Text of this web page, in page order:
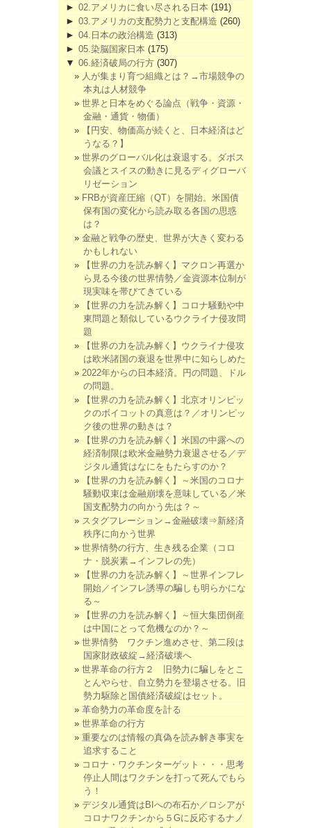
► 02.アメリカに食い尽される日本 (191)
► 03.アメリカの支配勢力と支配構造 (260)
► 04.日本の政治構造 (313)
► 05.染脳国家日本 (175)
▼ 06.経済破局の行方 (307)
人が集まり育つ組織とは？→市場競争の
本丸は人材競争
世界と日本をめぐる論点（戦争・資源・
金融・通貨・物価）
【円安、物価高が続くと、日本経済はど
うなる？】
世界のグローバル化は衰退する。ダボス
会議とスイスの動きに見るディグローバ
リゼーション
FRBが資産圧縮（QT）を開始。米国債
保有国の変化から読み取る各国の思惑
は？
金融と戦争の歴史、世界が大きく変わる
かもしれない
【世界の力を読み解く】マクロン再選か
ら見る今後の世界情勢／金資源本位制が
現実味を帯びてきている
【世界の力を読み解く】コロナ騒動や中
東問題と類似しているウクライナ侵攻問
題
【世界の力を読み解く】ウクライナ侵攻
は欧米諸国の衰退を世界中に知らしめた
2022年からの日本経済。円の問題、ドル
の問題。
【世界の力を読み解く】北京オリンピッ
クのボイコットの真意は？／オリンピッ
ク後の世界の動きは？
【世界の力を読み解く】米国の中露への
経済制限は欧米金融勢力衰退させる／デ
ジタル通貨はなにをもたらすのか？
【世界の力を読み解く】～米国のコロナ
騒動収束は金融崩壊を意味している／米
国支配勢力の向かう先は？～
スタグフレーション→金融破壊⇒新経済
秩序に向かう世界
世界情勢の行方、生き残る企業（コロ
ナ・脱炭素→インフレの先）
【世界の力を読み解く】～世界インフレ
開始／インフレ誘導の騙しも明らかにな
る～
【世界の力を読み解く】～恒大集団倒産
は中国にとって危機なのか？～
世界情勢 ワクチン進めさせ、第二段は
国家財政破綻→経済破壊へ
世界革命の行方２ 旧勢力に騙しをとこ
とんやらせ、自立勢力を登場させる。旧
勢力駆除と国債経済破綻はセット。
革命勢力の革命度を計る
世界革命の行方
重要なのは情報の真偽を読み解き事実を
追求すること
コロナ・ワクチンターゲット・・・思考
停止人間はワクチンを打って死んでもら
う！
デジタル通貨はBIへの布石か／ロシアが
コロナワクチンから５Gに反応するナノ